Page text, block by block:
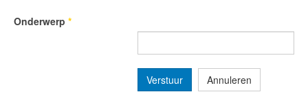
Onderwerp *
Verstuur Annuleren